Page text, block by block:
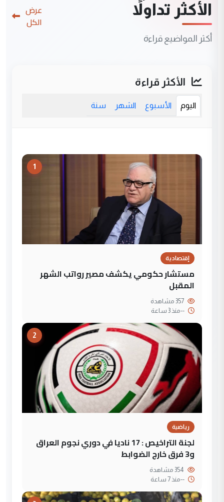
الأكثر تداولاً
أكثر المواضيع قراءة
عرض
الكل
الأكثر قراءة
اليوم الأسبوع الشهر سنة
1
إقتصادية
مستشار حكومي يكشف مصير رواتب الشهر
المقبل
--منذ 3 ساعة
2
رياضية
لجنة التراخيص : 17 ناديا في دوري نجوم العراق
و3 فرق خارج الضوابط
--منذ 7 ساعة